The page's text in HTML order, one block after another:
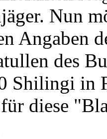
Nun
Angaben
des
Shilingi in
diese